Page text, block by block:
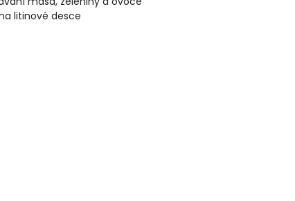
litinové desce